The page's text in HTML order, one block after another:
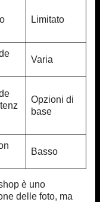
Limitato
Varia
Opzioni di
base
Basso
è uno
delle foto, ma